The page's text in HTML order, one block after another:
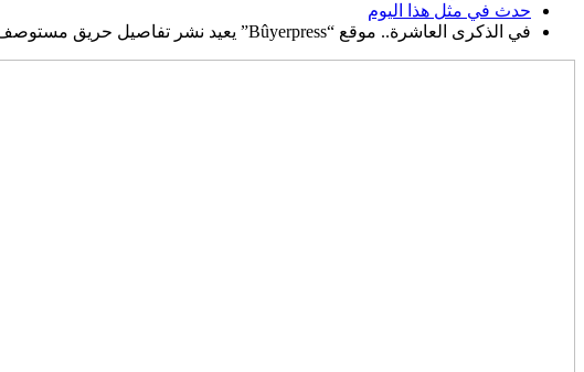
حدث في مثل هذا اليوم
في الذكرى العاشرة.. موقع “Bûyerpress” يعيد نشر تفاصيل حريق مستوصف حيّ ميسلون ..!؟